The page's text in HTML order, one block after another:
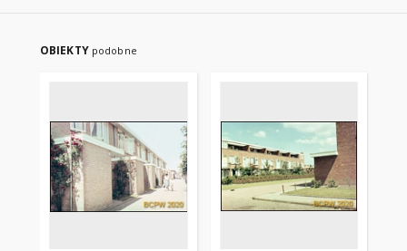
OBIEKTY podobne